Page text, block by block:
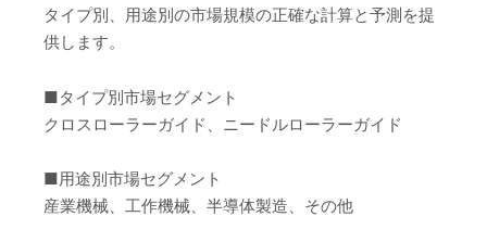
タイプ別、用途別の市場規模の正確な計算と予測を提
供します。
■タイプ別市場セグメント
クロスローラーガイド、ニードルローラーガイド
■用途別市場セグメント
産業機械、工作機械、半導体製造、その他